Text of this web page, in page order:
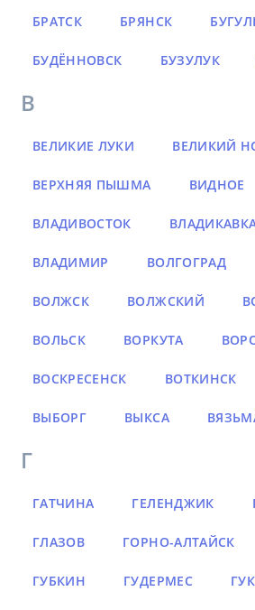
БРАТСК БРЯНСК
БУДЁННОВСК БУЗУЛУК
В
ВЕЛИКИЕ ЛУКИ ВЕЛИКИЙ
ВЕРХНЯЯ ПЫШМА ВИДНОЕ
ВЛАДИВОСТОК
ВЛАДИМИР ВОЛГОГРАД
ВОЛЖСК ВОЛЖСКИЙ
ВОЛЬСК ВОРКУТА
ВОСКРЕСЕНСК ВОТКИНСК
ВЫБОРГ ВЫКСА
Г
ГАТЧИНА ГЕЛЕНДЖИК
ГЛАЗОВ ГОРНО-АЛТАЙСК
ГУБКИН ГУДЕРМЕС